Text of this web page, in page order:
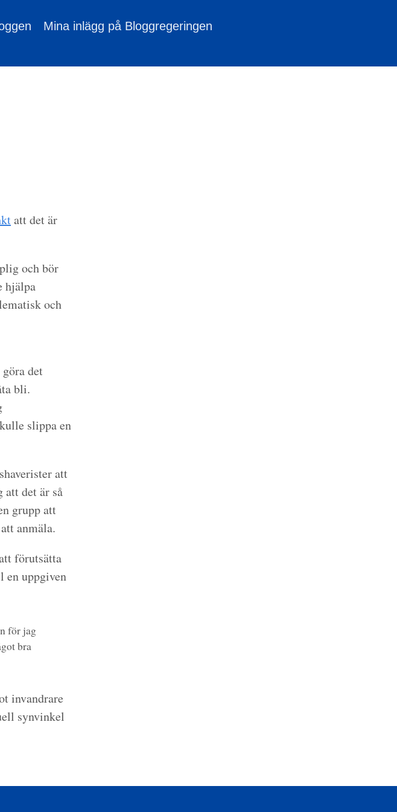
Mina inlägg på Bloggregeringen
att det är
och bör
hjälpa
och
det
bli.
slippa en
att
att det är så
grupp att
anmäla.
förutsätta
uppgiven
för jag
bra
invandrare
synvinkel